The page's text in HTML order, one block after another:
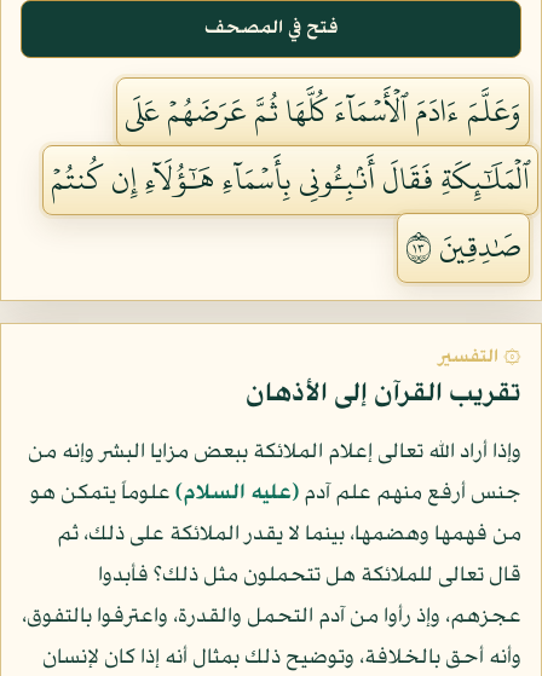
فتح في المصحف
وَعَلَّمَ ءَادَمَ ٱلۡأَسۡمَآءَ كُلَّهَا ثُمَّ عَرَضَهُمۡ عَلَى
ٱلۡمَلَٰٓئِكَةِ فَقَالَ أَنۢبِـُٔونِي بِأَسۡمَآءِ هَٰٓؤُلَآءِ إِن كُنتُمۡ
صَٰدِقِينَ ٣١
۞ التفسير
تقريب القرآن إلى الأذهان
وإذا أراد الله تعالى إعلام الملائكة ببعض مزايا البشر وإنه من
جنس أرفع منهم علم آدم(عليه السلام)علوماً يتمكن هو
من فهمها وهضمها، بينما لا يقدر الملائكة على ذلك، ثم
قال تعالى للملائكة هل تتحملون مثل ذلك؟ فأبدوا
عجزهم، وإذ رأوا من آدم التحمل والقدرة، واعترفوا بالتفوق،
وأنه أحق بالخلافة، وتوضيح ذلك بمثال أنه إذا كان لإنسان